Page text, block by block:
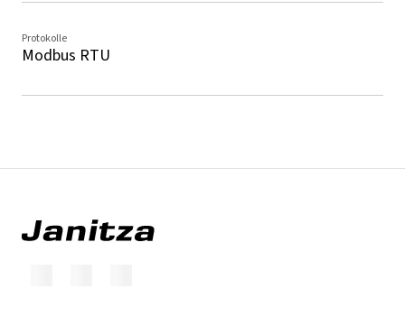
Protokolle
Modbus RTU